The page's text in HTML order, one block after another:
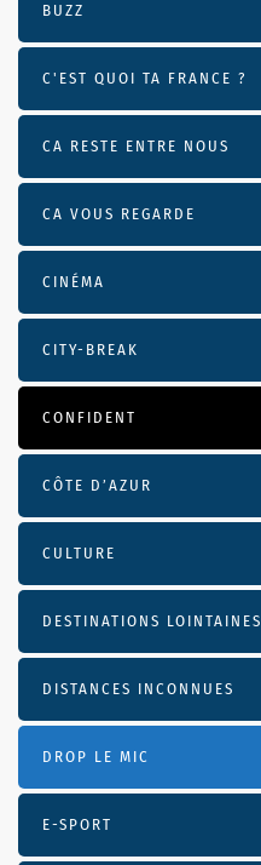
BUZZ
C'EST QUOI TA FRANCE ?
CA RESTE ENTRE NOUS
CA VOUS REGARDE
CINÉMA
CITY-BREAK
CONFIDENT
CÔTE D’AZUR
CULTURE
DESTINATIONS LOINTAINES
DISTANCES INCONNUES
DROP LE MIC
E-SPORT